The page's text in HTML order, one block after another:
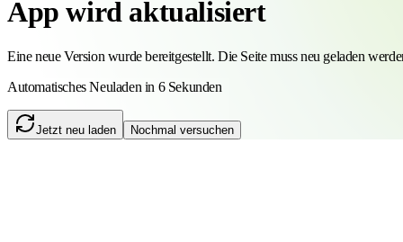
App wird aktualisiert
Eine neue Version wurde bereitgestellt. Die Seite muss neu geladen
Automatisches Neuladen in 5 Sekunden
Jetzt neu laden Nochmal versuchen